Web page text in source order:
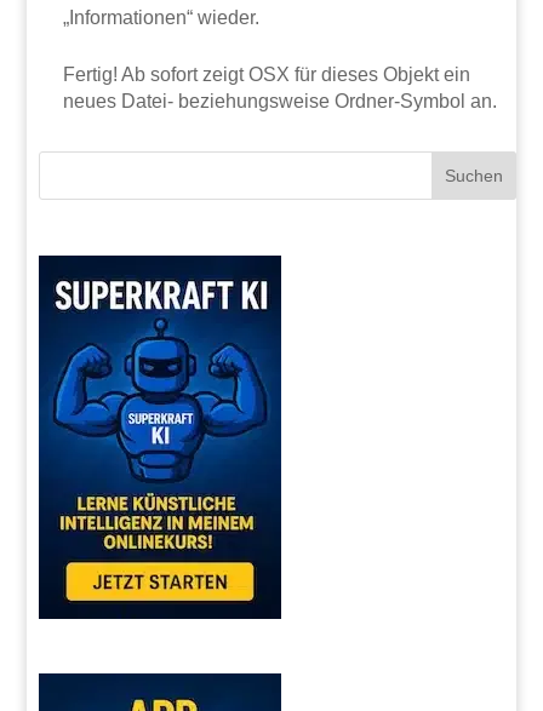
„Informationen“ wieder.
Fertig! Ab sofort zeigt OSX für dieses Objekt ein
neues Datei- beziehungsweise Ordner-Symbol an.